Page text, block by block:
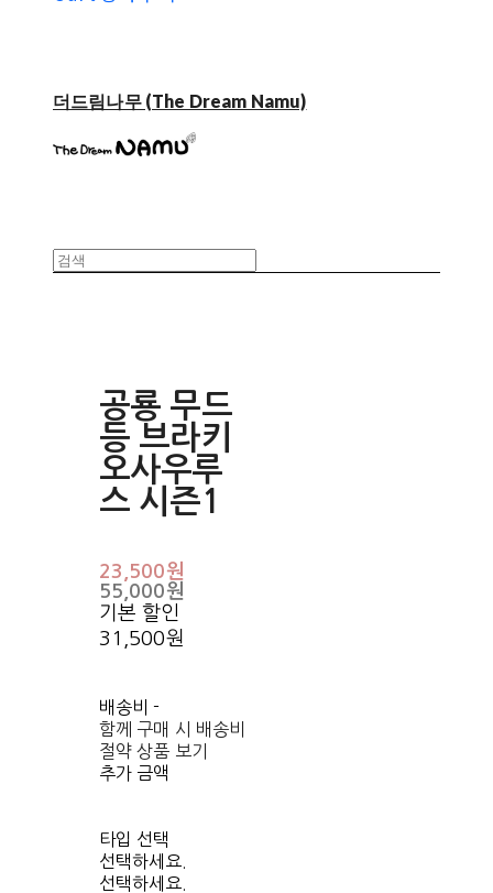
더드림나무 (The Dream Namu)
공룡 무드
등 브라키
오사우루
스 시즌1
23,500원
55,000원
기본 할인
31,500원
배송비-
함께 구매 시 배송비
절약 상품 보기
추가 금액
타입 선택
선택하세요.
선택하세요.